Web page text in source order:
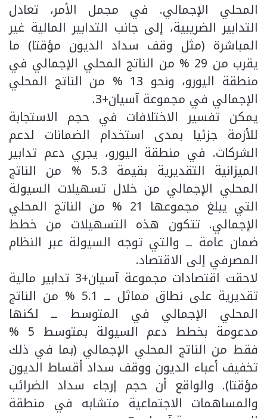
المحلي الإجمالي. في مجمل الأمر، تعادل
التدابير الضريبية، إلى جانب التدابير المالية غير
المباشرة (مثل وقف سداد الديون مؤقتا) ما
يقرب من 29 % من الناتج المحلي الإجمالي في
منطقة اليورو، ونحو 13 % من الناتج المحلي
الإجمالي في مجموعة آسيان+3.
يمكن تفسير الاختلافات في حجم الاستجابة
للأزمة جزئيا بمدى استخدام الضمانات لدعم
الشركات. في منطقة اليورو، يجري دعم تدابير
الميزانية التقديرية بقيمة 5.3 % من الناتج
المحلي الإجمالي من خلال تسهيلات السيولة
التي يبلغ مجموعها 21 % من الناتج المحلي
الإجمالي. تتكون هذه التسهيلات من خطط
ضمان عامة ــ والتي توجه السيولة عبر النظام
المصرفي إلى الاقتصاد.
لاحقت اقتصادات مجموعة آسيان+3 تدابير مالية
تقديرية على نطاق مماثل ــ 5.1 % من الناتج
المحلي الإجمالي في المتوسط ــ لكنها
مدعومة بخطط دعم السيولة بمتوسط 5 %
فقط من الناتج المحلي الإجمالي (بما في ذلك
تخفيف أعباء الديون ووقف سداد أقساط الديون
مؤقتا). والواقع أن حجم إرجاء سداد الضرائب
والمساهمات الاجتماعية متشابه في منطقة